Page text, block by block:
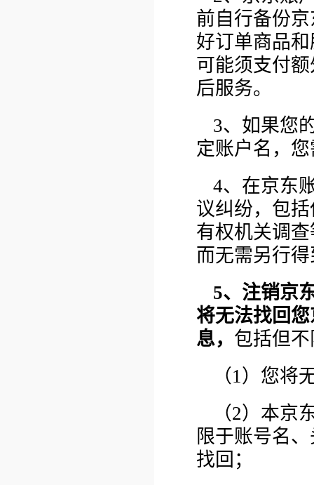
前自行备份
好订单商品
可能须支付
后服务。
3、如果您
定账户名，
4、在京东
议纠纷，包
有权机关调
而无需另行
5、注销京
将无法找回
息， 包括但
（1）您将
（2）本京
限于账号名
找回；